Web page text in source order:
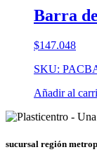
Barra
$147.048
SKU:
Añadir al
sucursal región